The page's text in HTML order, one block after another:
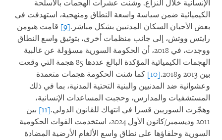
الإنسانية خلال النزاع. وشنت عشرات الهجمات بالأسلحة
الكيميائية ضمن سياسة واسعة النطاق ومنهجية، استهدفت في
بعض الأحيان السكان المدنيين بشكل مباشر.[9]
قامت هيومن
رايتس ووتش، إلى جانب منظمات أخرى، بتوثيق واسع النطاق
ووجدت، في 2018، أن الحكومة السورية مسؤولة عن غالبية
الهجمات الكيميائية المؤكدة البالغ عددها 85 هجمة التي وقعت
بين 2013 و2018.
[10]
كما شنت الحكومة هجمات متعمدة
وعشوائية ضد المدنيين والبنية التحتية المدنية، بما في ذلك
المستشفيات والمدارس، وحجبت المساعدات الإنسانية،
وهجّرت السوريين قسرا في انتهاك للقانون الدولي.[11]
بين
2011 وديسمبر/كانون الأول 2024، استخدمت القوات الحكومية
السورية وحلفاؤها على نطاق واسع الألغام الأرضية المضادة